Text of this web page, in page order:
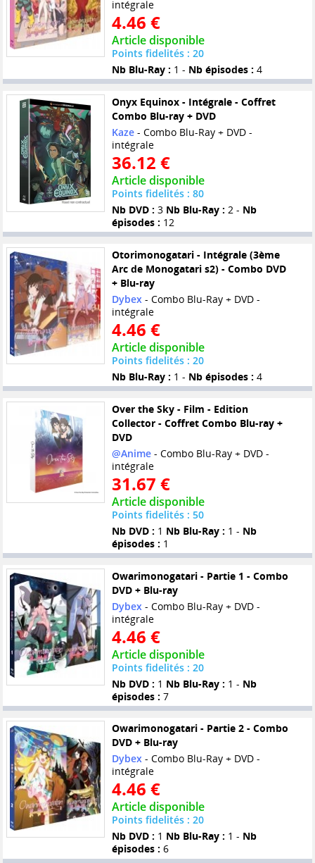
intégrale
4.46 €
Article disponible
Points fidelités : 20
Nb Blu-Ray : 1 - Nb épisodes : 4
Onyx Equinox - Intégrale - Coffret
Combo Blu-ray + DVD
Kaze- Combo Blu-Ray + DVD -
intégrale
36.12 €
Article disponible
Points fidelités : 80
Nb DVD : 3 Nb Blu-Ray : 2 - Nb
épisodes : 12
Otorimonogatari - Intégrale (3ème
Arc de Monogatari s2) - Combo DVD
+ Blu-ray
Dybex - Combo Blu-Ray + DVD -
intégrale
4.46 €
Article disponible
Points fidelités : 20
Nb Blu-Ray : 1 - Nb épisodes : 4
Over the Sky - Film - Edition
Collector - Coffret Combo Blu-ray +
DVD
@Anime- Combo Blu-Ray + DVD -
intégrale
31.67 €
Article disponible
Points fidelités : 50
Nb DVD : 1 Nb Blu-Ray : 1 - Nb
épisodes : 1
Owarimonogatari - Partie 1 - Combo
DVD + Blu-ray
Dybex - Combo Blu-Ray + DVD -
intégrale
4.46 €
Article disponible
Points fidelités : 20
Nb DVD : 1 Nb Blu-Ray : 1 - Nb
épisodes : 7
Owarimonogatari - Partie 2 - Combo
DVD + Blu-ray
Dybex- Combo Blu-Ray + DVD -
intégrale
4.46 €
Article disponible
Points fidelités : 20
Nb DVD : 1 Nb Blu-Ray : 1 - Nb
épisodes : 6